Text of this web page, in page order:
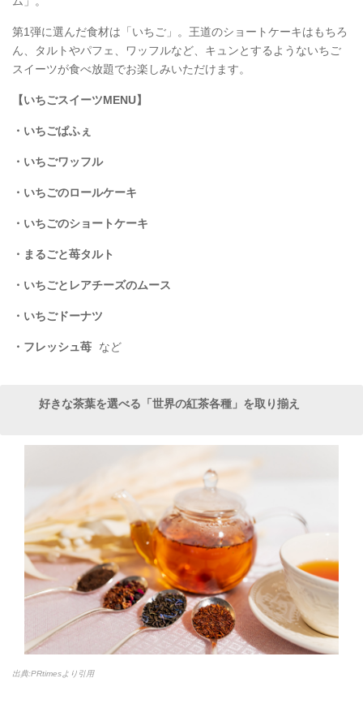
第1弾に選んだ食材は「いちご」。王道のショートケーキはもちろ
ん、タルトやパフェ、ワッフルなど、キュンとするようないちご
スイーツが食べ放題でお楽しみいただけます。
【いちごスイーツMENU】
・いちごぱふぇ
・いちごワッフル
・いちごのロールケーキ
・いちごのショートケーキ
・まるごと苺タルト
・いちごとレアチーズのムース
・いちごドーナツ
・フレッシュ苺 など
好きな茶葉を選べる「世界の紅茶各種」を取り揃え
出典:PRtimesより引用